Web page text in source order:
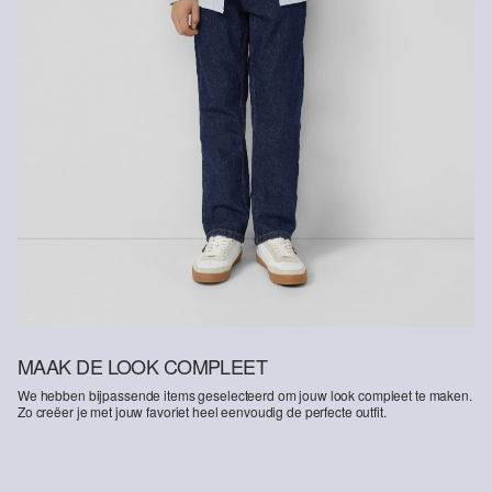
MAAK DE LOOK COMPLEET
We hebben bijpassende items geselecteerd om jouw look compleet te maken.
Zo creëer je met jouw favoriet heel eenvoudig de perfecte outfit.